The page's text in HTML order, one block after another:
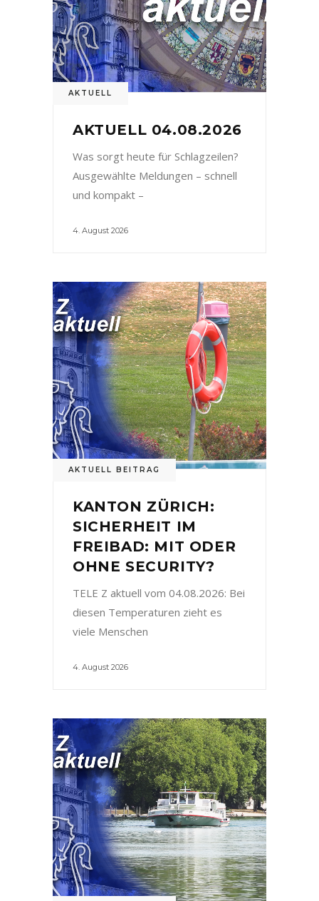
AKTUELL
AKTUELL 04.08.2026
Was sorgt heute für Schlagzeilen?
Ausgewählte Meldungen – schnell
und kompakt –
4. August 2026
AKTUELL BEITRAG
KANTON ZÜRICH:
SICHERHEIT IM
FREIBAD: MIT ODER
OHNE SECURITY?
TELE Z aktuell vom 04.08.2026: Bei
diesen Temperaturen zieht es
viele Menschen
4. August 2026